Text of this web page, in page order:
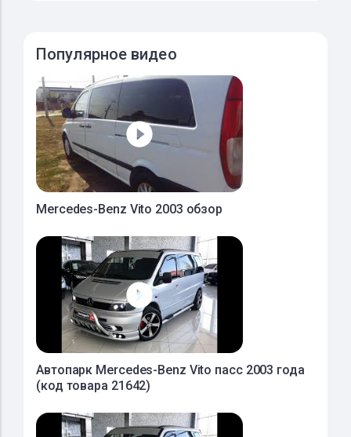
Популярное видео
Mercedes-Benz Vito 2003 обзор
Автопарк Mercedes-Benz Vito пасс 2003 года
(код товара 21642)